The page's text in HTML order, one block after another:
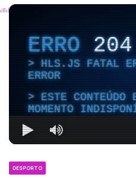
ERRO204
HLS.JS FATAL
ERROR
ESTE CONTEÚDO
MOMENTO
DESPORTO